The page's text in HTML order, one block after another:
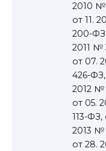
2010 №
от 11.
200-
2011 №
от 07.
426-
2012 №
от 05.
113-
2013 №
от 28.